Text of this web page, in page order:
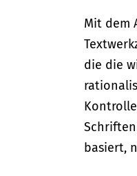
Mit dem
die die
basiert,